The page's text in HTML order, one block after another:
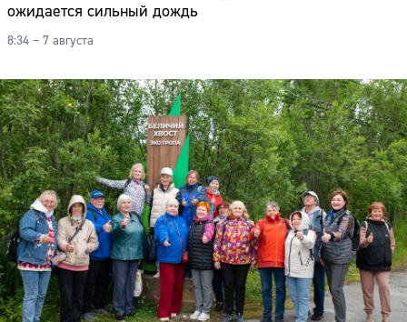
ожидается сильный дождь
8:34 – 7 августа